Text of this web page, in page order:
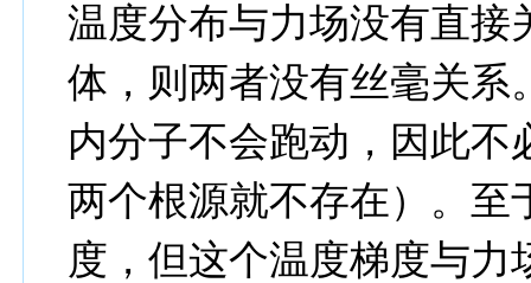
温度分布与力场没有直接
体，则两者没有丝毫关系
内分子不会跑动，因此
两个根源就不存在）。至
度，但这个温度梯度与